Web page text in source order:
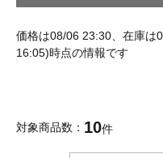
価格は08/06 23:30、在庫は
16:05)時点の情報です
対象商品数 10件